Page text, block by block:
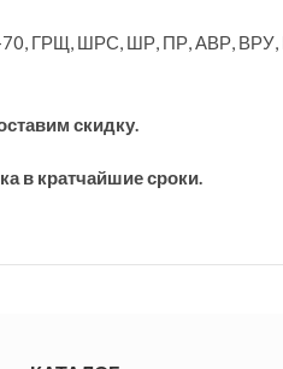
70, ГРЩ, ШРС, ШР, ПР, АВР,
скидку.
в кратчайшие сроки.